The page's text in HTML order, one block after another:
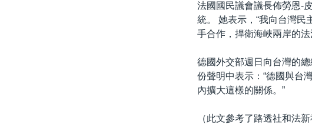
法國國民議會議長佈勞恩-
統。 她表示，“我向台灣
手合作，捍衛海峽兩岸的法
德國外交部週日向台灣的
份聲明中表示：“德國與台
內擴大這樣的關係。”
（此文參考了路透社和法新